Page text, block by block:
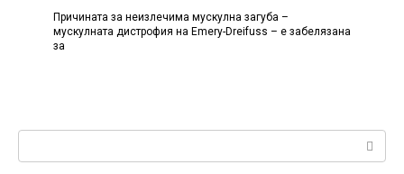
Причината за неизлечима мускулна загуба –
мускулната дистрофия на Emery-Dreifuss – е забелязана
за